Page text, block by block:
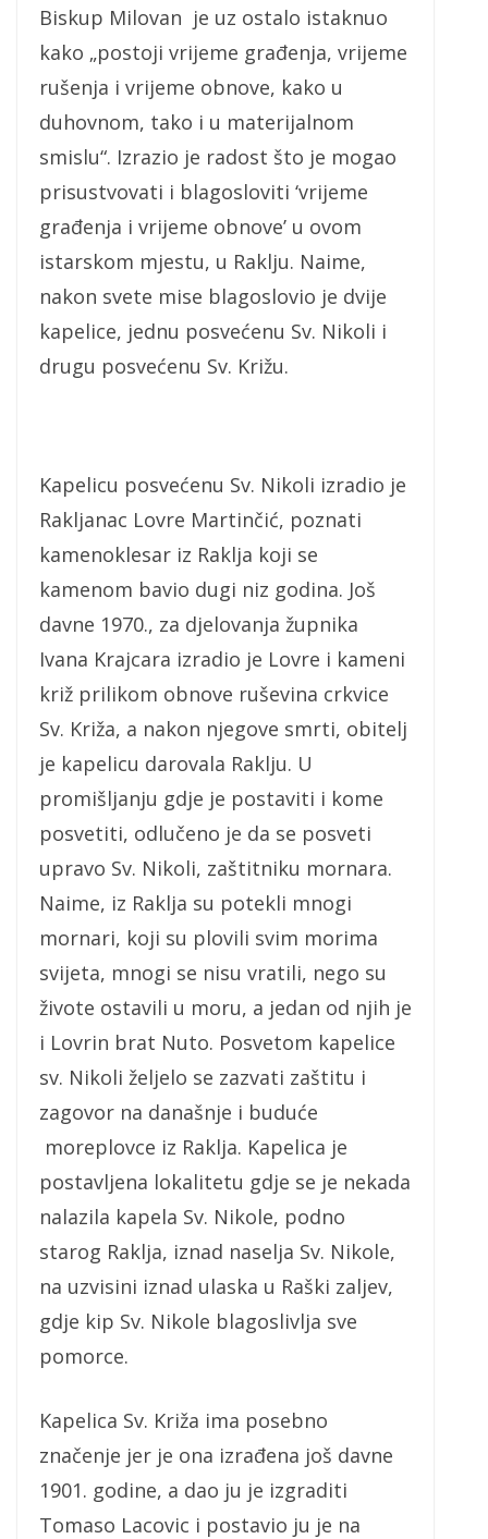
Biskup Milovan je uz ostalo istaknuo
kako „postoji vrijeme građenja, vrijeme
rušenja i vrijeme obnove, kako u
duhovnom, tako i u materijalnom
smislu“. Izrazio je radost što je mogao
prisustvovati i blagosloviti ‘vrijeme
građenja i vrijeme obnove’ u ovom
istarskom mjestu, u Raklju. Naime,
nakon svete mise blagoslovio je dvije
kapelice, jednu posvećenu Sv. Nikoli i
drugu posvećenu Sv. Križu.
Kapelicu posvećenu Sv. Nikoli izradio je
Rakljanac Lovre Martinčić, poznati
kamenoklesar iz Raklja koji se
kamenom bavio dugi niz godina. Još
davne 1970., za djelovanja župnika
Ivana Krajcara izradio je Lovre i kameni
križ prilikom obnove ruševina crkvice
Sv. Križa, a nakon njegove smrti, obitelj
je kapelicu darovala Raklju. U
promišljanju gdje je postaviti i kome
posvetiti, odlučeno je da se posveti
upravo Sv. Nikoli, zaštitniku mornara.
Naime, iz Raklja su potekli mnogi
mornari, koji su plovili svim morima
svijeta, mnogi se nisu vratili, nego su
živote ostavili u moru, a jedan od njih je
i Lovrin brat Nuto. Posvetom kapelice
sv. Nikoli željelo se zazvati zaštitu i
zagovor na današnje i buduće
moreplovce iz Raklja. Kapelica je
postavljena lokalitetu gdje se je nekada
nalazila kapela Sv. Nikole, podno
starog Raklja, iznad naselja Sv. Nikole,
na uzvisini iznad ulaska u Raški zaljev,
gdje kip Sv. Nikole blagoslivlja sve
pomorce.
Kapelica Sv. Križa ima posebno
značenje jer je ona izrađena još davne
1901. godine, a dao ju je izgraditi
Tomaso Lacovic i postavio ju je na